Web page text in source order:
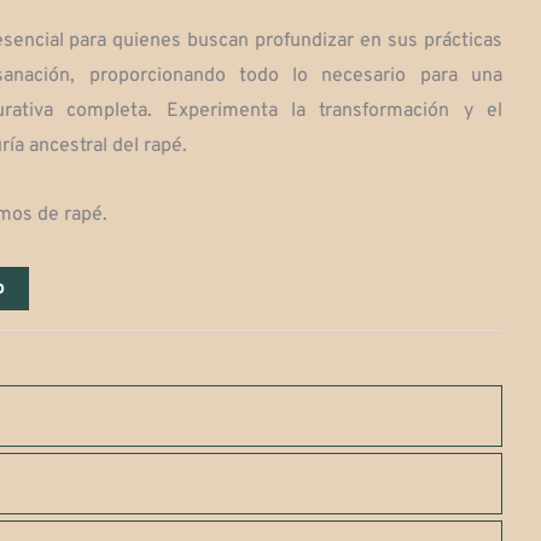
para quienes buscan profundizar en sus prácticas
proporcionando todo lo necesario para una
completa. Experimenta la transformación y el
ancestral del rapé.
de rapé.